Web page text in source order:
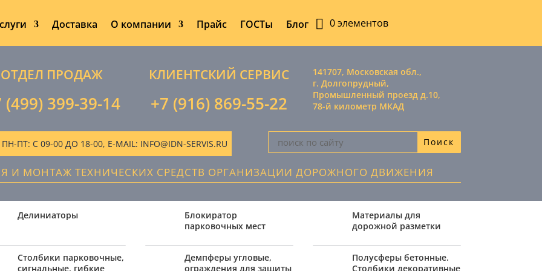
Доставка О компании Прайс ГОСТы Блог 0 элементов
ОТДЕЛ ПРОДАЖ
(499) 399-39-14
КЛИЕНТСКИЙ СЕРВИС
+7 (916) 869-55-22
141707, Московская обл.,
г. Долгопрудный,
Промышленный проезд д.10,
78-й километр МКАД
С 09-00 ДО 18-00, E-MAIL: INFO@IDN-SERVIS.RU
И МОНТАЖ ТЕХНИЧЕСКИХ СРЕДСТВ ОРГАНИЗАЦИИ ДОРОЖНОГО ДВИЖЕНИЯ
Делиниаторы
Столбики парковочные,
сигнальные, гибкие
Блокиратор
парковочных мест
Демпферы угловые,
ограждения для защиты
Материалы для
дорожной разметки
Полусферы бетонные.
Столбики декоративные